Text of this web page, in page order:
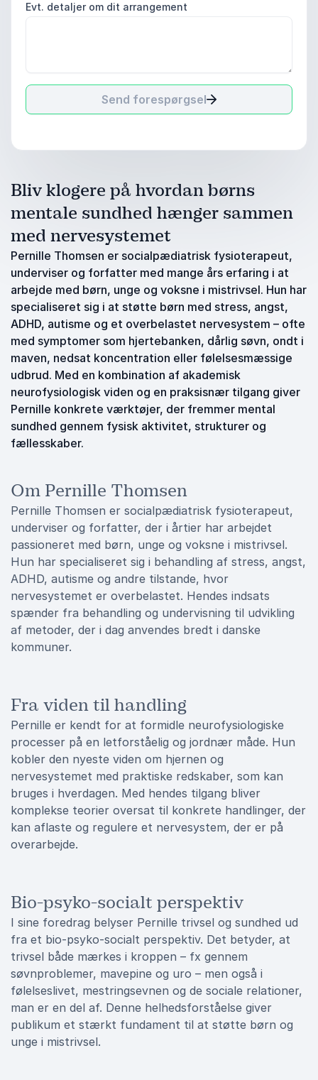
Evt. detaljer om dit arrangement
Send forespørgsel
Bliv klogere på hvordan børns
mentale sundhed hænger sammen
med nervesystemet
Pernille Thomsen er socialpædiatrisk fysioterapeut,
underviser og forfatter med mange års erfaring i at
arbejde med børn, unge og voksne i mistrivsel. Hun har
specialiseret sig i at støtte børn med stress, angst,
ADHD, autisme og et overbelastet nervesystem – ofte
med symptomer som hjertebanken, dårlig søvn, ondt i
maven, nedsat koncentration eller følelsesmæssige
udbrud. Med en kombination af akademisk
neurofysiologisk viden og en praksisnær tilgang giver
Pernille konkrete værktøjer, der fremmer mental
sundhed gennem fysisk aktivitet, strukturer og
fællesskaber.
Om Pernille Thomsen
Pernille Thomsen er socialpædiatrisk fysioterapeut,
underviser og forfatter, der i årtier har arbejdet
passioneret med børn, unge og voksne i mistrivsel.
Hun har specialiseret sig i behandling af stress, angst,
ADHD, autisme og andre tilstande, hvor
nervesystemet er overbelastet. Hendes indsats
spænder fra behandling og undervisning til udvikling
af metoder, der i dag anvendes bredt i danske
kommuner.
Fra viden til handling
Pernille er kendt for at formidle neurofysiologiske
processer på en letforståelig og jordnær måde. Hun
kobler den nyeste viden om hjernen og
nervesystemet med praktiske redskaber, som kan
bruges i hverdagen. Med hendes tilgang bliver
komplekse teorier oversat til konkrete handlinger, der
kan aflaste og regulere et nervesystem, der er på
overarbejde.
Bio-psyko-socialt perspektiv
I sine foredrag belyser Pernille trivsel og sundhed ud
fra et bio-psyko-socialt perspektiv. Det betyder, at
trivsel både mærkes i kroppen – fx gennem
søvnproblemer, mavepine og uro – men også i
følelseslivet, mestringsevnen og de sociale relationer,
man er en del af. Denne helhedsforståelse giver
publikum et stærkt fundament til at støtte børn og
unge i mistrivsel.